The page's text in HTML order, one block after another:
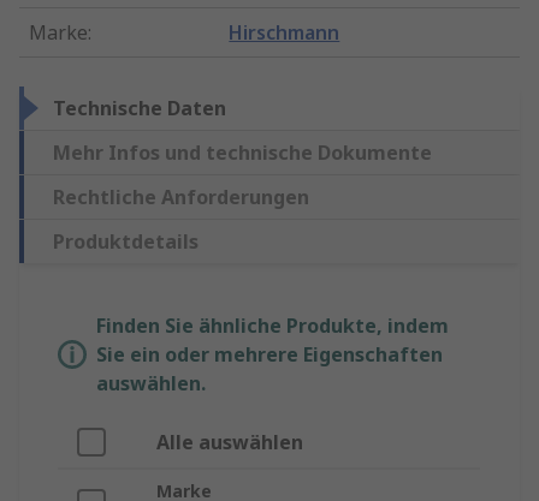
Marke: Hirschmann
Technische Daten
Mehr Infos und technische Dokumente
Rechtliche Anforderungen
Produktdetails
Finden Sie ähnliche Produkte, indem
Sie ein oder mehrere Eigenschaften
auswählen.
Alle auswählen
Marke